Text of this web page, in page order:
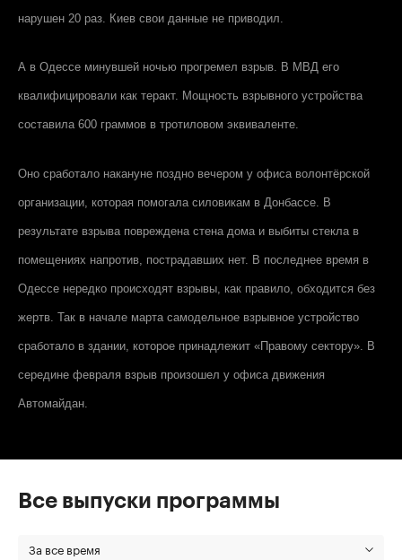
нарушен 20 раз. Киев свои данные не приводил.
А в Одессе минувшей ночью прогремел взрыв. В МВД его
квалифицировали как теракт. Мощность взрывного устройства
составила 600 граммов в тротиловом эквиваленте.
Оно сработало накануне поздно вечером у офиса волонтёрской
организации, которая помогала силовикам в Донбассе. В
результате взрыва повреждена стена дома и выбиты стекла в
помещениях напротив, пострадавших нет. В последнее время в
Одессе нередко происходят взрывы, как правило, обходится без
жертв. Так в начале марта самодельное взрывное устройство
сработало в здании, которое принадлежит «Правому сектору». В
середине февраля взрыв произошел у офиса движения
Автомайдан.
Все выпуски программы
За все время